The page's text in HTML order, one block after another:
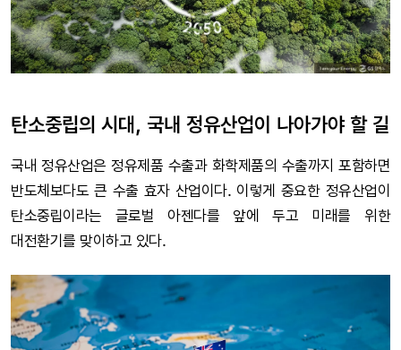
탄소중립의 시대, 국내 정유산업이 나아가야 할 길
국내 정유산업은 정유제품 수출과 화학제품의 수출까지 포함하면
반도체보다도 큰 수출 효자 산업이다. 이렇게 중요한 정유산업이
탄소중립이라는 글로벌 아젠다를 앞에 두고 미래를 위한
대전환기를 맞이하고 있다.